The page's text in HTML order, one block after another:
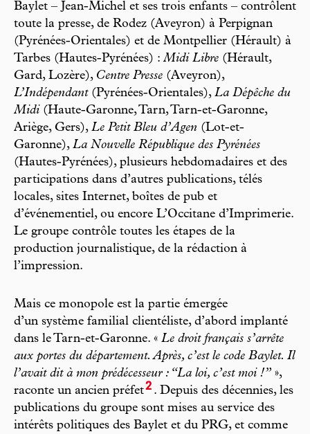
Baylet – Jean-Michel et ses trois enfants – contrôlent
toute la presse, de Rodez (Aveyron) à Perpignan
(Pyrénées-Orientales) et de Montpellier (Hérault) à
Tarbes (Hautes-Pyrénées) :Midi Libre (Hérault,
Gard, Lozère), Centre Presse (Aveyron),
L’Indépendant(Pyrénées-Orientales), La Dépêche du
Midi (Haute-Garonne, Tarn, Tarn-et-Garonne,
Ariège, Gers), Le Petit Bleu d’Agen (Lot-et-
Garonne), La Nouvelle République des Pyrénées
(Hautes-Pyrénées), plusieurs hebdomadaires et des
participations dans d’autres publications, télés
locales, sites Internet, boîtes de pub et
d’événementiel, ou encore L’Occitane d’Imprimerie.
Le groupe contrôle toutes les étapes de la
production journalistique, de la rédaction à
l’impression.
Mais ce monopole est la partie émergée
d’un système familial clientéliste, d’abord implanté
dans le Tarn-et-Garonne. « Le droit français s’arrête
aux portes du département. Après, c’est le code Baylet. Il
l’avait dit à mon prédécesseur : “La loi, c’est moi !” »,
raconte un ancien préfet2 . Depuis des décennies, les
publications du groupe sont mises au service des
intérêts politiques des Baylet et du PRG, et comme